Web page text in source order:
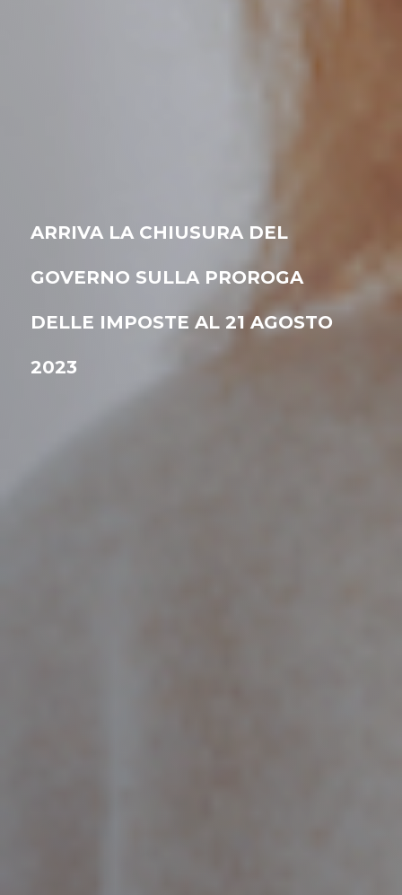
ARRIVA LA CHIUSURA DEL
GOVERNO SULLA PROROGA
DELLE IMPOSTE AL 21 AGOSTO
2023